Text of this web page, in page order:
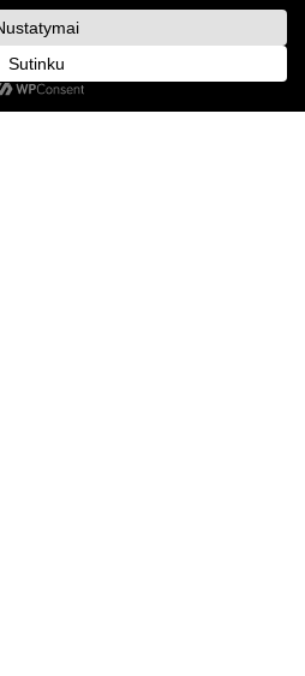
CURASEPT DAYCARE -
junior dantų pasta
14,89